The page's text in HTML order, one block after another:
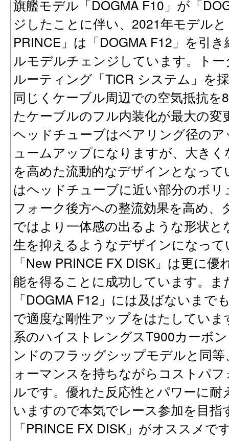
旗艦モデル「DOGMA F10」が「
ジしたことに伴い、2021年モデル
PRINCE」は「DOGMA F12」を引
ルモデルチェンジしています。ト
ルーティング「TiCR システム」を
同じくケーブル周辺での空気抵抗
たケーブルのフル内装化が最大の変
ヘッドチューブはベアリング径の
ュームアップになりますが、大き
を高めた流動的なデザインとなっ
はヘッドチューブに近い部分のボ
フォーク後方への整流効果を高め
ではより一体感の出るような形状
生を抑えるようなデザインになっ
「New PRINCE FX DISK」は更に
能を得ることに成功しています。
「DOGMA F12」には及ばないま
で適度な剛性アップをはたしてい
系のハイストレングスT900カーボ
ンドのフラッグシップモデルと同
ォーマンスを持ちながらコストパ
ルです。優れた反応性とパワーに
いますので本気でレース参加を目
「PRINCE FX DISK」がオススメ